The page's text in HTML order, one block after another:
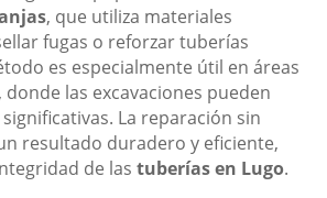
, que utiliza materiales
fugas o reforzar tuberías
es especialmente útil en áreas
las excavaciones pueden
La reparación sin
resultado duradero y eficiente,
de lastuberías en Lugo.